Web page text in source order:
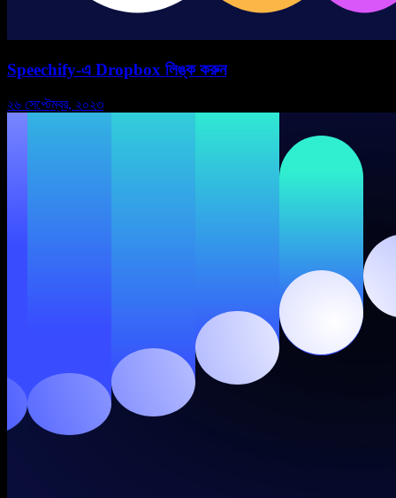
Speechify-এ Dropbox লিঙ্ক করুন
২৬ সেপ্টেম্বর, ২০২৩